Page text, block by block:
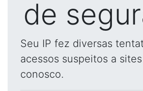
de
Seu IP fez diversas
acessos suspeitos a
conosco.